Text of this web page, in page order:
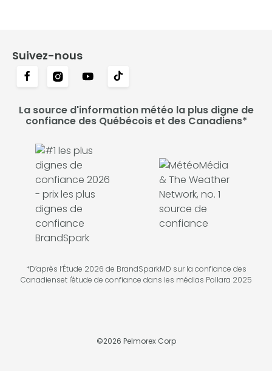
Suivez-nous
La source d'information météo la plus digne de
confiance des Québécois et des Canadiens*
*D’après l’Étude 2026 de BrandSparkMD sur la confiance des
Canadienset l'étude de confiance dans les médias Pollara 2025
©2026 Pelmorex Corp